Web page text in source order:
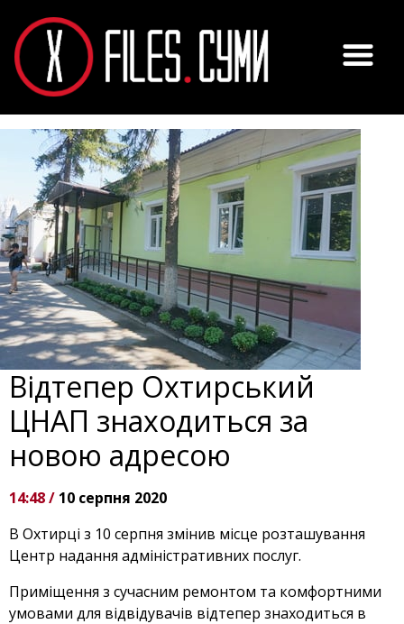
Відтепер Охтирський
ЦНАП знаходиться за
новою адресою
14:48 / 10 серпня 2020
В Охтирці з 10 серпня змінив місце розташування
Центр надання адміністративних послуг.
Приміщення з сучасним ремонтом та комфортними
умовами для відвідувачів відтепер знаходиться в